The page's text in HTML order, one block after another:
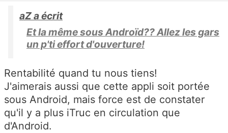
aZ a écrit
Et la même sous Androïd?? Allez les gars
un p'ti effort d'ouverture!
Rentabilité quand tu nous tiens!
J'aimerais aussi que cette appli soit portée
sous Android, mais force est de constater
qu'il y a plus iTruc en circulation que
d'Android.